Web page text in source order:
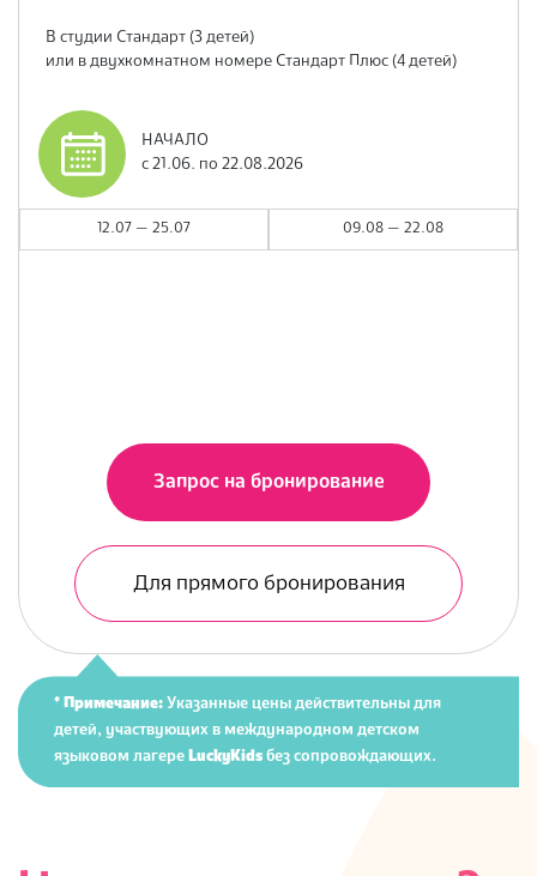
В студии Стандарт (3 детей)
или в двухкомнатном номере Стандарт Плюс (4 детей)
НАЧАЛО
с 21.06. по 22.08.2026
12.07 — 25.07 09.08 — 22.08
Запрос на бронирование
Для прямого бронирования
* Примечание: Указанные цены действительны для
детей, участвующих в международном детском
языковом лагере LuckyKids без сопровождающих.